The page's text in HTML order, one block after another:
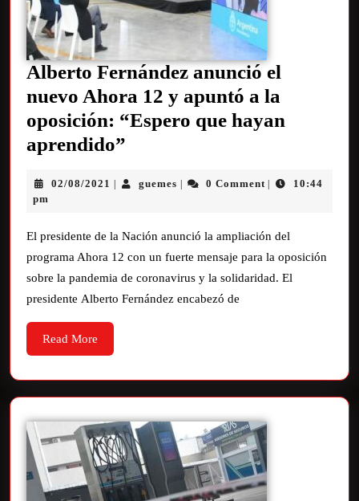
Alberto Fernández anunció el
nuevo Ahora 12 y apuntó a la
oposición: “Espero que hayan
aprendido”
02/08/2021 | guemes | 0 Comment |
10:44
pm
El presidente de la Nación anunció la ampliación del
programa Ahora 12 con un fuerte mensaje para la oposición
sobre la pandemia de coronavirus y la solidaridad. El
presidente Alberto Fernández encabezó de
Read More